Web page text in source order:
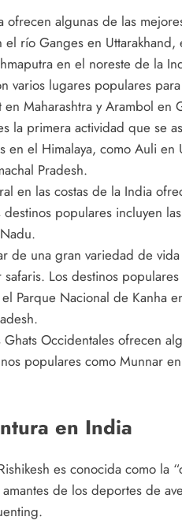
ofrecen algunas de las
río Ganges en
en el noreste de la
varios lugares populares
en Maharashtra y Arambol en
la primera actividad que se
el Himalaya, como Auli en
Pradesh.
en las costas de la India
populares incluyen
de una gran variedad de
Los destinos
Parque Nacional de Kanha
Occidentales ofrecen
populares como Munnar
en India
es conocida como la
de los deportes de